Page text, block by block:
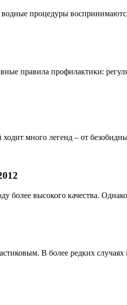
процедуры
правила профилактики:
много легенд – от
более высокого качества.
В более редких